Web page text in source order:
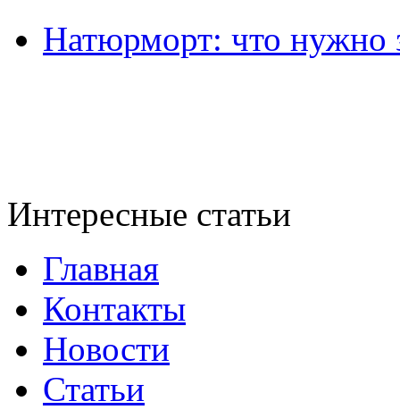
Натюрморт: что нужно
Интересные статьи
Главная
Контакты
Новости
Статьи